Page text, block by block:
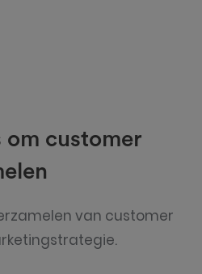
om customer
van customer